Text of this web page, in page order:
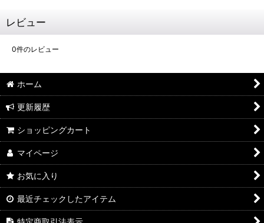
レビュー
0件のレビュー
ホーム
更新履歴
ショッピングカート
マイページ
お気に入り
最近チェックしたアイテム